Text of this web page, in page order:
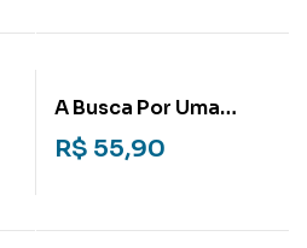
A Busca Por Uma
Espiritualidade
Integral:
R$ 55,90